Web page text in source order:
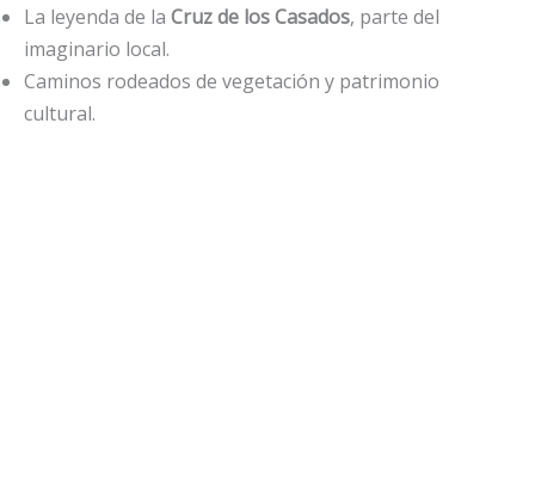
La leyenda de la Cruz de los Casados, parte del
imaginario local.
Caminos rodeados de vegetación y patrimonio
cultural.